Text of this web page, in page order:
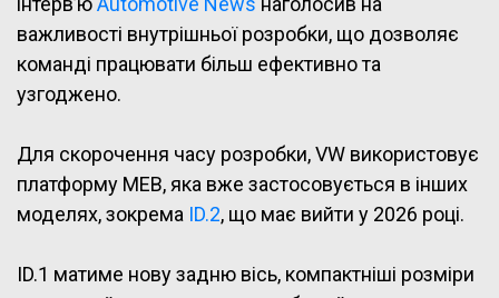
важливості внутрішньої розробки, що дозволяє
команді працювати більш ефективно та
узгоджено.
Для скорочення часу розробки, VW використовує
платформу MEB, яка вже застосовується в інших
моделях, зокрема ID.2, що має вийти у 2026 році.
ID.1 матиме нову задню вісь, компактніші розміри